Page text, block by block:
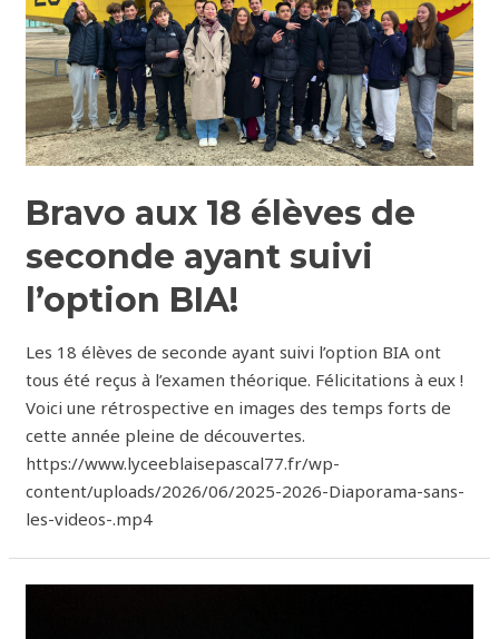
Bravo aux 18 élèves de
seconde ayant suivi
l’option BIA!
Les 18 élèves de seconde ayant suivi l’option BIA ont
tous été reçus à l’examen théorique. Félicitations à eux !
Voici une rétrospective en images des temps forts de
cette année pleine de découvertes.
https://www.lyceeblaisepascal77.fr/wp-
content/uploads/2026/06/2025-2026-Diaporama-sans-
les-videos-.mp4